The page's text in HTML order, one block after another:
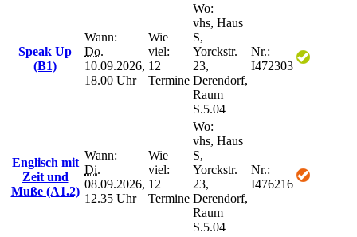
Speak Up
(B1)
Wann:
Do.
10.09.2026,
18.00 Uhr
Wie
viel:
12
Termine
Wo:
vhs, Haus
S,
Yorckstr.
23,
Derendorf,
Raum
S.5.04
Nr.:
I472303
Englisch mit
Zeit und
Muße (A1.2)
Wann:
Di.
08.09.2026,
12.35 Uhr
Wie
viel:
12
Termine
Wo:
vhs, Haus
S,
Yorckstr.
23,
Derendorf,
Raum
S.5.04
Nr.:
I476216